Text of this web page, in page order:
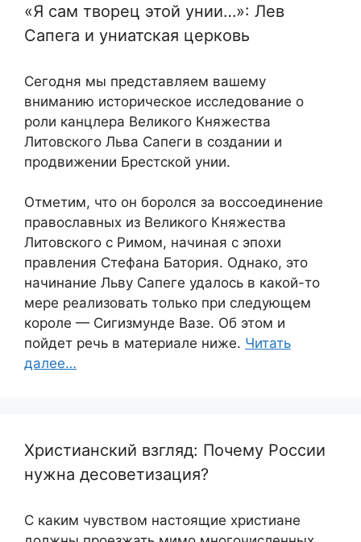
«Я сам творец этой унии…»: Лев
Сапега и униатская церковь
Сегодня мы представляем вашему
вниманию историческое исследование о
роли канцлера Великого Княжества
Литовского Льва Сапеги в создании и
продвижении Брестской унии.
Отметим, что он боролся за воссоединение
православных из Великого Княжества
Литовского с Римом, начиная с эпохи
правления Стефана Батория. Однако, это
начинание Льву Сапеге удалось в какой-то
мере реализовать только при следующем
короле — Сигизмунде Вазе. Об этом и
пойдет речь в материале ниже. Читать
далее…
Христианский взгляд: Почему России
нужна десоветизация?
С каким чувством настоящие христиане